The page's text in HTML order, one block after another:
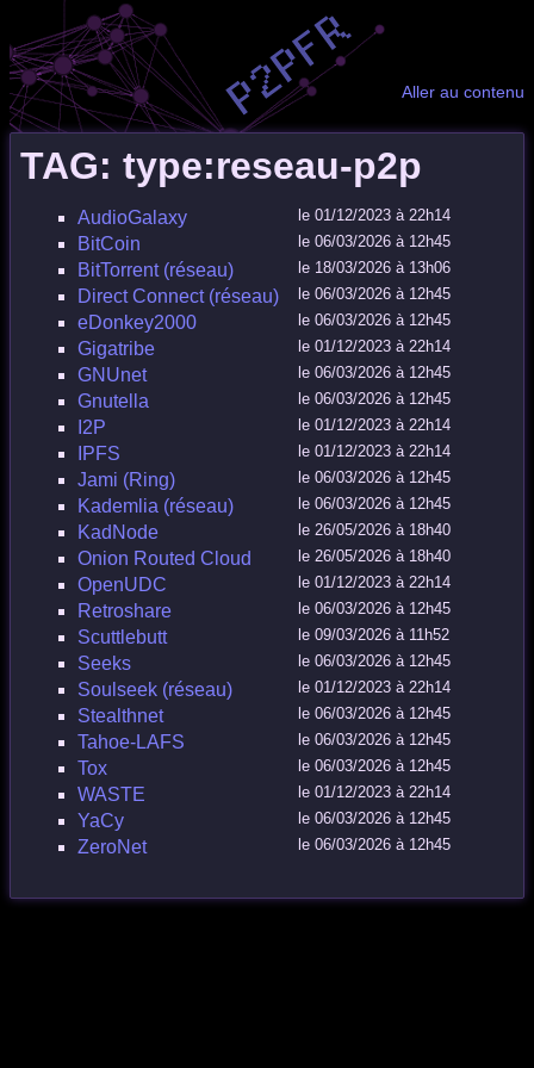
Aller au contenu
TAG: type:reseau-p2p
AudioGalaxy le 01/12/2023 à 22h14
BitCoin le 06/03/2026 à 12h45
BitTorrent (réseau) le 18/03/2026 à 13h06
Direct Connect (réseau) le 06/03/2026 à 12h45
eDonkey2000 le 06/03/2026 à 12h45
Gigatribe le 01/12/2023 à 22h14
GNUnet le 06/03/2026 à 12h45
Gnutella le 06/03/2026 à 12h45
I2P le 01/12/2023 à 22h14
IPFS le 01/12/2023 à 22h14
Jami (Ring) le 06/03/2026 à 12h45
Kademlia (réseau) le 06/03/2026 à 12h45
KadNode le 26/05/2026 à 18h40
Onion Routed Cloud le 26/05/2026 à 18h40
OpenUDC le 01/12/2023 à 22h14
Retroshare le 06/03/2026 à 12h45
Scuttlebutt le 09/03/2026 à 11h52
Seeks le 06/03/2026 à 12h45
Soulseek (réseau) le 01/12/2023 à 22h14
Stealthnet le 06/03/2026 à 12h45
Tahoe-LAFS le 06/03/2026 à 12h45
Tox le 06/03/2026 à 12h45
WASTE le 01/12/2023 à 22h14
YaCy le 06/03/2026 à 12h45
ZeroNet le 06/03/2026 à 12h45